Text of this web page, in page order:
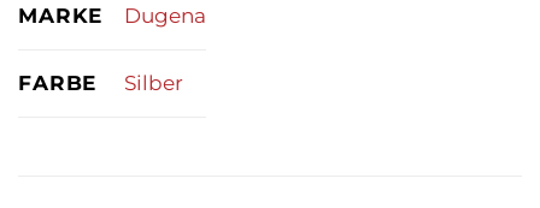
MARKE Dugena
FARBE Silber